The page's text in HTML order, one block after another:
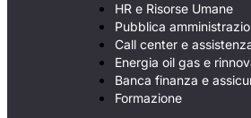
HR e Risorse Umane
Pubblica
Call center e
Energia oil gas e
Banca finanza e
Formazione